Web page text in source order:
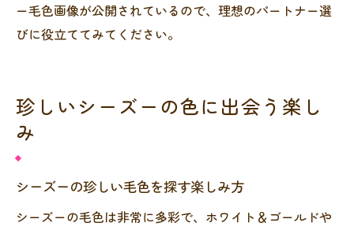
ー毛色画像が公開されているので、理想のパートナー選
びに役立ててみてください。
珍しいシーズーの色に出会う楽し
み
シーズーの珍しい毛色を探す楽しみ方
シーズーの毛色は非常に多彩で、ホワイト＆ゴールドや